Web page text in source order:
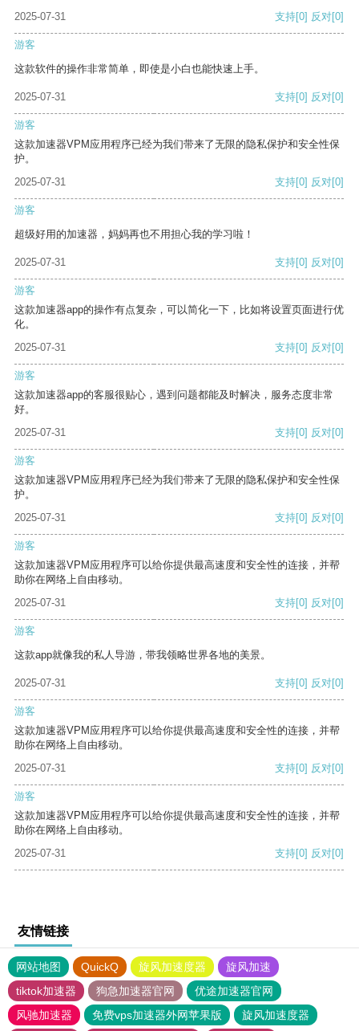
2025-07-31 支持[0] 反对[0]
游客
这款软件的操作非常简单，即使是小白也能快速上手。
2025-07-31 支持[0] 反对[0]
游客
这款加速器VPM应用程序已经为我们带来了无限的隐私保护和安全性保
护。
2025-07-31
支持[0] 反对[0]
游客
超级好用的加速器，妈妈再也不用担心我的学习啦！
2025-07-31 支持[0] 反对[0]
游客
这款加速器app的操作有点复杂，可以简化一下，比如将设置页面进行优
化。
2025-07-31
支持[0] 反对[0]
游客
这款加速器app的客服很贴心，遇到问题都能及时解决，服务态度非常
好。
2025-07-31
支持[0] 反对[0]
游客
这款加速器VPM应用程序已经为我们带来了无限的隐私保护和安全性保
护。
2025-07-31
支持[0] 反对[0]
游客
这款加速器VPM应用程序可以给你提供最高速度和安全性的连接，并帮
助你在网络上自由移动。
2025-07-31
支持[0] 反对[0]
游客
这款app就像我的私人导游，带我领略世界各地的美景。
2025-07-31 支持[0] 反对[0]
游客
这款加速器VPM应用程序可以给你提供最高速度和安全性的连接，并帮
助你在网络上自由移动。
2025-07-31
支持[0] 反对[0]
游客
这款加速器VPM应用程序可以给你提供最高速度和安全性的连接，并帮
助你在网络上自由移动。
2025-07-31
支持[0] 反对[0]
友情链接
网站地图 QuickQ 旋风加速度器
旋风加速
tiktok加速器
狗急加速器官网
优途加速器官网
风驰加速器
免费vps加速器外网苹果版 旋风加速度器